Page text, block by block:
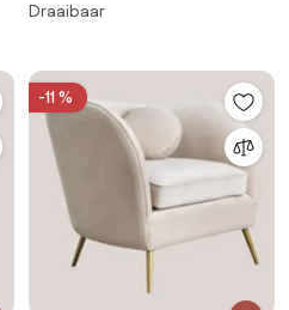
Roze Wijn - Sklum
Draaibaar
-11 %